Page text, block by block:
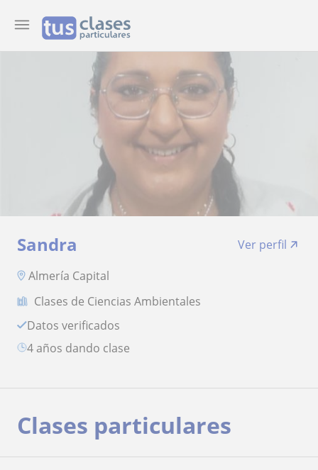
Sandra
Ver perfil
Almería Capital
Clases de Ciencias Ambientales
Datos verificados
4 años dando clase
Clases particulares